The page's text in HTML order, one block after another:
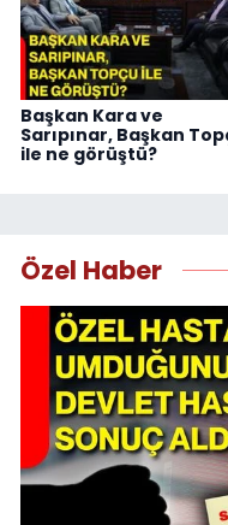
Başkan Kara ve
Sarıpınar, Başkan
ile ne görüştü?
Özel Haber